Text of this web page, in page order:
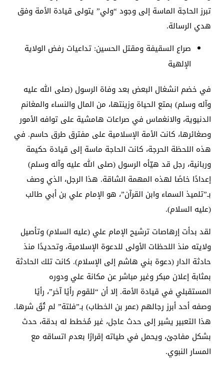
تبرز الحاجة الماسة إلى وجود “ولي” يتولى قيادة الأمة وفق
هدي الرسالة.
صراع السقيفة ومقتل الحسين: تداعيات رفض الولاية
الإلهية
في خضم انشغال البعض بعد وفاة الرسول (صلى الله عليه
وآله وسلم) بمتع الحياة وزينتها، من المال والنساء والمغانم
الدنيوية، والانغماس في صراعات هامشية على توافه الأمور
وصغائرها، كانت الأمة الإسلامية على مفترق طرق حاسم. في
هذه اللحظة الحرجة، كانت الحاجة ماسة إلى قيادة حكيمة
وربانية، رجل قد هيّأه الرسول (صلى الله عليه وآله وسلم)
إعدادًا خاصًا لهذه المهمة الشاقة. هذا الرجل، الذي وصف
بـ”تلميذ السماء وابن القرآن”، هو الإمام علي بن أبي طالب
(عليه السلام).
لقد بدأت إرهاصات ترشيح الإمام علي (عليه السلام) وتأصيل
ولايته منذ اللحظات الأولى للدعوة الإسلامية، وتحديدًا منذ
حادثة الدار (دعوة بني هاشم إلى الإسلام). كانت تلك الحادثة
بمثابة إعلان مبكر وغير مباشر عن مكانة علي ودوره
المستقبلي في قيادة الأمة. إلا أن “للقوم رأيًا آخر”، رأيًا
وصفه أحد أبرز رجالهم (عمر بن الخطاب) بـ”فلتة” لم تُقَ شرها.
هذا التعبير يشير إلى حدث عاجل، غير مُخطط له بدقة، حدث
بشكل مفاجئ، ويحمل في طياته إقرارًا بعدم اتساقه مع
المسار النبوي.